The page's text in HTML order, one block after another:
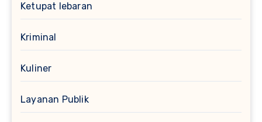
Ketupat lebaran
Kriminal
Kuliner
Layanan Publik